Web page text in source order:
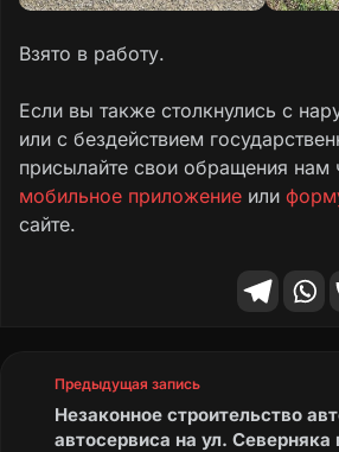
Новотроицк, в областную
Роспотребнадзор, в
Оренбургской области, но
Взято в работу.
Если вы также столкнулись с
или с бездействием
присылайте свои обращения нам
мобильное приложение или
сайте.
Предыдущая запись
Незаконное строительство
автосервиса на ул. Северняка